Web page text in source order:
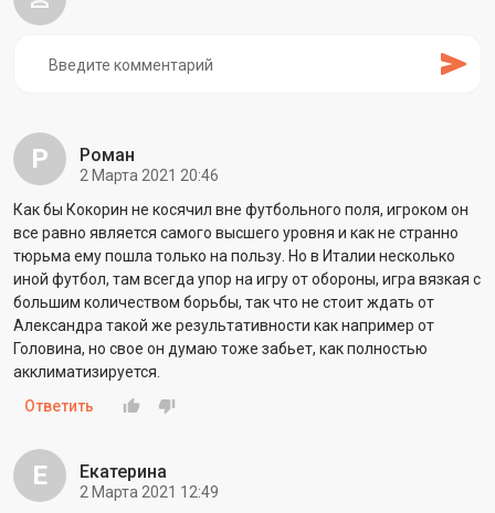
Р Роман
2 Марта 2021 20:46
Как бы Кокорин не косячил вне футбольного поля, игроком он
все равно является самого высшего уровня и как не странно
тюрьма ему пошла только на пользу. Но в Италии несколько
иной футбол, там всегда упор на игру от обороны, игра вязкая с
большим количеством борьбы, так что не стоит ждать от
Александра такой же результативности как например от
Головина, но свое он думаю тоже забьет, как полностью
акклиматизируется.
Ответить
Е Екатерина
2 Марта 2021 12:49